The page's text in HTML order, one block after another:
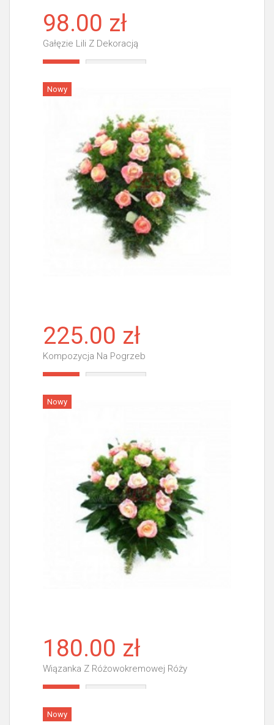
98.00 zł
Gałęzie Lili Z Dekoracją
Nowy
225.00 zł
Kompozycja Na Pogrzeb
Nowy
180.00 zł
Wiązanka Z Różowokremowej Róży
Nowy